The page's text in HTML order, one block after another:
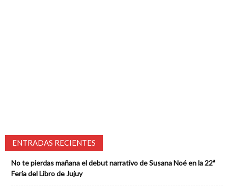
ENTRADAS RECIENTES
No te pierdas mañana el debut narrativo de Susana Noé en la 22ª
Feria del Libro de Jujuy